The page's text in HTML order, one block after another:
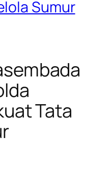
Sumur
Tata